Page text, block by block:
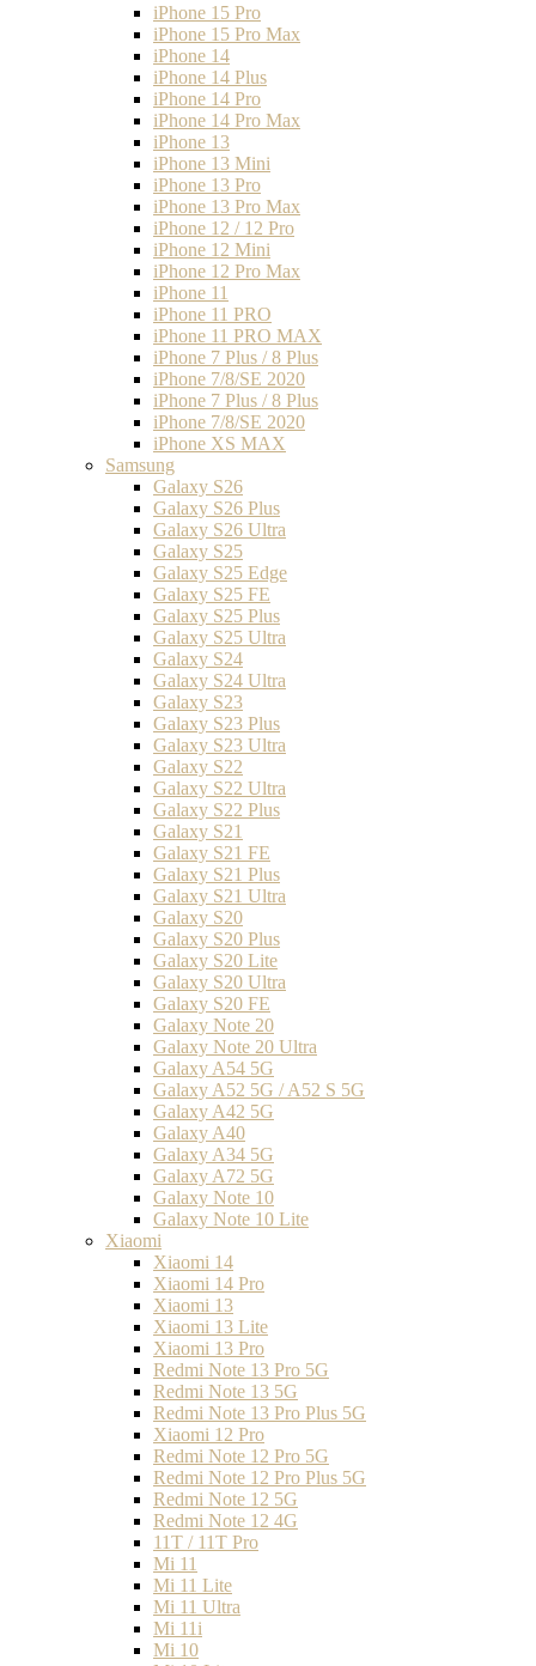
iPhone 15 Pro
iPhone 15 Pro Max
iPhone 14
iPhone 14 Plus
iPhone 14 Pro
iPhone 14 Pro Max
iPhone 13
iPhone 13 Mini
iPhone 13 Pro
iPhone 13 Pro Max
iPhone 12 / 12 Pro
iPhone 12 Mini
iPhone 12 Pro Max
iPhone 11
iPhone 11 PRO
iPhone 11 PRO MAX
iPhone 7 Plus / 8 Plus
iPhone 7/8/SE 2020
iPhone 7 Plus / 8 Plus
iPhone 7/8/SE 2020
iPhone XS MAX
Samsung
Galaxy S26
Galaxy S26 Plus
Galaxy S26 Ultra
Galaxy S25
Galaxy S25 Edge
Galaxy S25 FE
Galaxy S25 Plus
Galaxy S25 Ultra
Galaxy S24
Galaxy S24 Ultra
Galaxy S23
Galaxy S23 Plus
Galaxy S23 Ultra
Galaxy S22
Galaxy S22 Ultra
Galaxy S22 Plus
Galaxy S21
Galaxy S21 FE
Galaxy S21 Plus
Galaxy S21 Ultra
Galaxy S20
Galaxy S20 Plus
Galaxy S20 Lite
Galaxy S20 Ultra
Galaxy S20 FE
Galaxy Note 20
Galaxy Note 20 Ultra
Galaxy A54 5G
Galaxy A52 5G / A52 S 5G
Galaxy A42 5G
Galaxy A40
Galaxy A34 5G
Galaxy A72 5G
Galaxy Note 10
Galaxy Note 10 Lite
Xiaomi
Xiaomi 14
Xiaomi 14 Pro
Xiaomi 13
Xiaomi 13 Lite
Xiaomi 13 Pro
Redmi Note 13 Pro 5G
Redmi Note 13 5G
Redmi Note 13 Pro Plus 5G
Xiaomi 12 Pro
Redmi Note 12 Pro 5G
Redmi Note 12 Pro Plus 5G
Redmi Note 12 5G
Redmi Note 12 4G
11T / 11T Pro
Mi 11
Mi 11 Lite
Mi 11 Ultra
Mi 11i
Mi 10